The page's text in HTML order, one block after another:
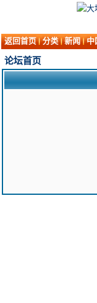
返回首页 分类 新闻 中
论坛首页